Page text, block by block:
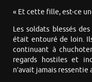
« Et cette fille, est-ce
Les soldats blessés
était entouré de loin.
continuant à
regards hostiles et
n’avait jamais ressentie